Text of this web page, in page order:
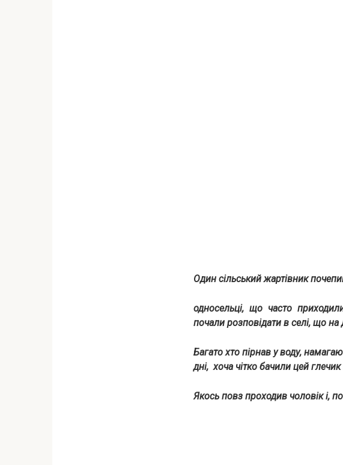
Один сільський жартівник
односельці, що часто
почали розповідати в селі, що
Багато хто пірнав у воду,
дні, хоча чітко бачили цей глечик
Якось повз проходив чоловік і,